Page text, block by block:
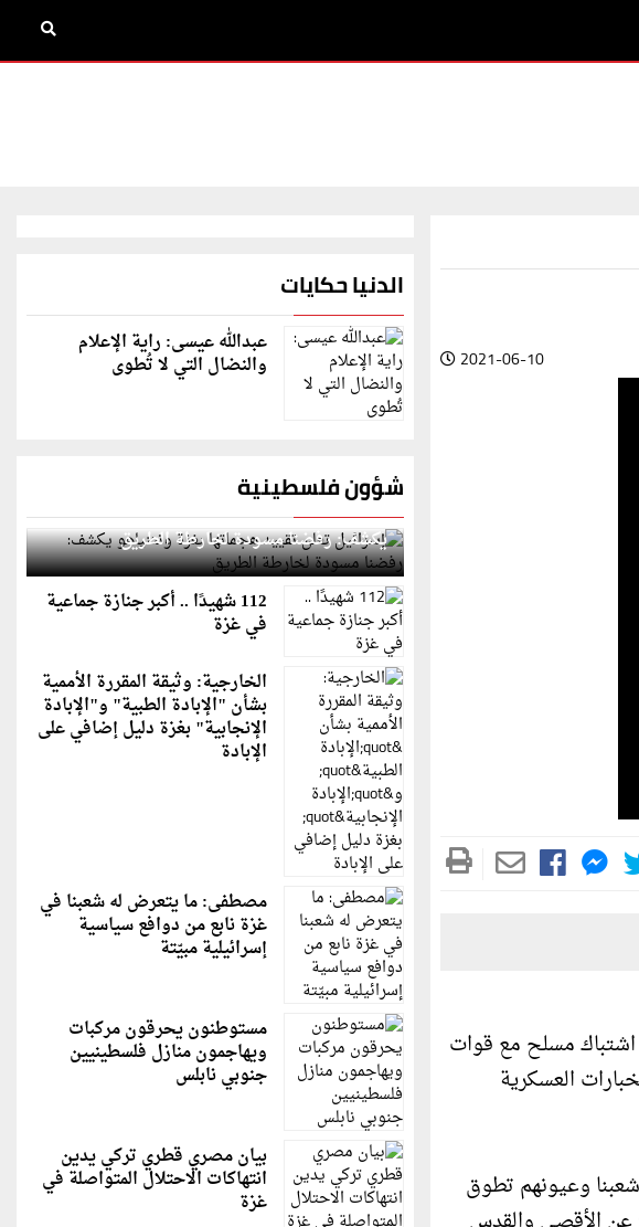
2021-06-10
اشتباك مسلح مع قوات
العسكرية
وعيونهم تطوق
الدنيا حكايات
عبدالله عيسى: راية الإعلام
والنضال التي لا تُطوى
شؤون فلسطينية
إسرائيل تعلن تقييد هجماتها بغزة ونتنياهو
يكشف: رفضنا مسودة لخارطة الطريق
112 شهيدًا .. أكبر جنازة جماعية
في غزة
الخارجية: وثيقة المقررة الأممية
بشأن "الإبادة الطبية" و"الإبادة
الإنجابية" بغزة دليل إضافي على
الإبادة
مصطفى: ما يتعرض له شعبنا في
غزة نابع من دوافع سياسية
إسرائيلية مبيّتة
مستوطنون يحرقون مركبات
ويهاجمون منازل فلسطينيين
جنوبي نابلس
بيان مصري قطري تركي يدين
انتهاكات الاحتلال المتواصلة في
غزة